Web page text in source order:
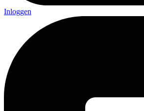
Inloggen